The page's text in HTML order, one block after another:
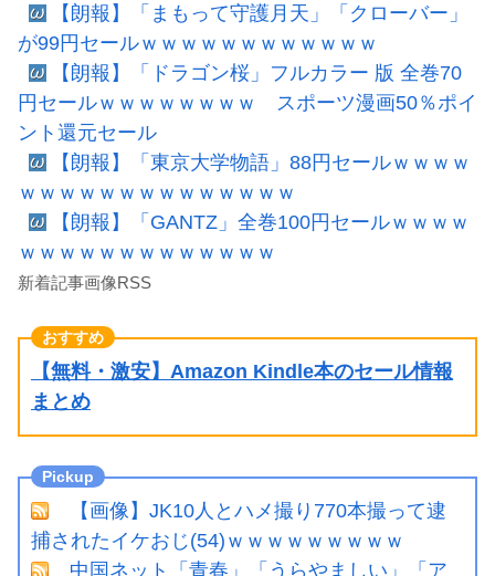
【朗報】「まもって守護月天」「クローバー」
が99円セールｗｗｗｗｗｗｗｗｗｗｗｗ
【朗報】「ドラゴン桜」フルカラー 版 全巻70
円セールｗｗｗｗｗｗｗｗ スポーツ漫画50％ポイ
ント還元セール
【朗報】「東京大学物語」88円セールｗｗｗｗ
ｗｗｗｗｗｗｗｗｗｗｗｗｗｗ
【朗報】「GANTZ」全巻100円セールｗｗｗｗ
ｗｗｗｗｗｗｗｗｗｗｗｗｗ
新着記事画像RSS
【無料・激安】Amazon Kindle本のセール情報
まとめ
【画像】JK10人とハメ撮り770本撮って逮
捕されたイケおじ(54)ｗｗｗｗｗｗｗｗｗ
中国ネット「青春」「うらやましい」「ア